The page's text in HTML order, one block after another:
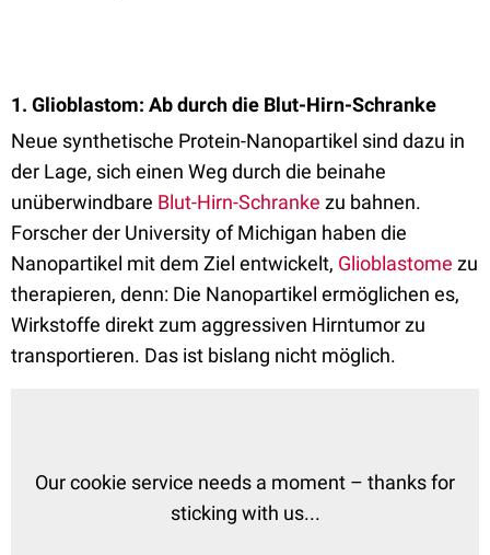
1. Glioblastom: Ab durch die Blut-Hirn-Schranke
Neue synthetische Protein-Nanopartikel sind dazu in
der Lage, sich einen Weg durch die beinahe
unüberwindbare Blut-Hirn-Schranke zu bahnen.
Forscher der University of Michigan haben die
Nanopartikel mit dem Ziel entwickelt, Glioblastome zu
therapieren, denn: Die Nanopartikel ermöglichen es,
Wirkstoffe direkt zum aggressiven Hirntumor zu
transportieren. Das ist bislang nicht möglich.
Our cookie service needs a moment – thanks for
sticking with us...